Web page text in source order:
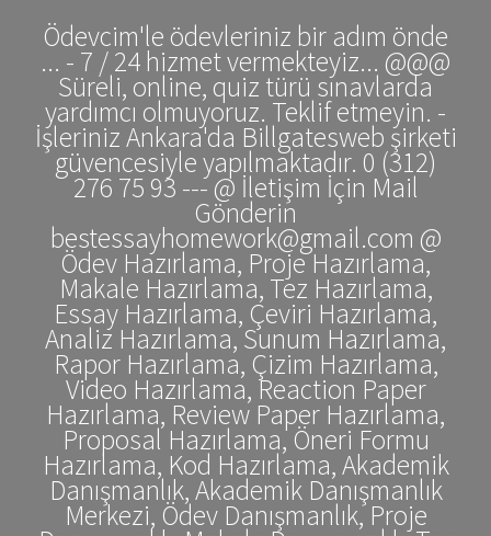
Ödevcim'le ödevleriniz bir adım önde
... - 7 / 24 hizmet vermekteyiz... @@@
Süreli, online, quiz türü sınavlarda
yardımcı olmuyoruz. Teklif etmeyin. -
İşleriniz Ankara'da Billgatesweb şirketi
güvencesiyle yapılmaktadır. 0 (312)
276 75 93 --- @ İletişim İçin Mail
Gönderin
bestessayhomework@gmail.com @
Ödev Hazırlama, Proje Hazırlama,
Makale Hazırlama, Tez Hazırlama,
Essay Hazırlama, Çeviri Hazırlama,
Analiz Hazırlama, Sunum Hazırlama,
Rapor Hazırlama, Çizim Hazırlama,
Video Hazırlama, Reaction Paper
Hazırlama, Review Paper Hazırlama,
Proposal Hazırlama, Öneri Formu
Hazırlama, Kod Hazırlama, Akademik
Danışmanlık, Akademik Danışmanlık
Merkezi, Ödev Danışmanlık, Proje